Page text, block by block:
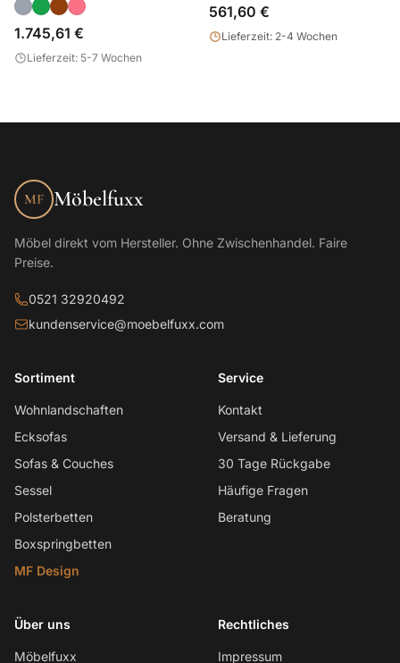
1.745,61 €
Lieferzeit: 5-7 Wochen
561,60 €
Lieferzeit: 2-4 Wochen
MF Möbelfuxx
Möbel direkt vom Hersteller. Ohne Zwischenhandel. Faire
Preise.
0521 32920492
kundenservice@moebelfuxx.com
Sortiment
Wohnlandschaften
Ecksofas
Sofas & Couches
Sessel
Polsterbetten
Boxspringbetten
MF Design
Service
Kontakt
Versand & Lieferung
30 Tage Rückgabe
Häufige Fragen
Beratung
Über uns
Möbelfuxx
Rechtliches
Impressum